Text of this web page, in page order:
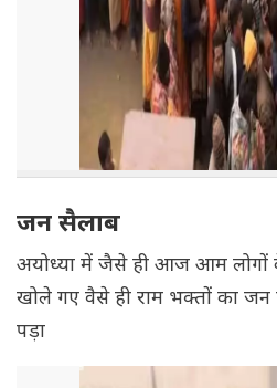
जन सैलाब
अयोध्या में जैसे ही आज आम लोगों के
खोले गए वैसे ही राम भक्तों का जन
पड़ा